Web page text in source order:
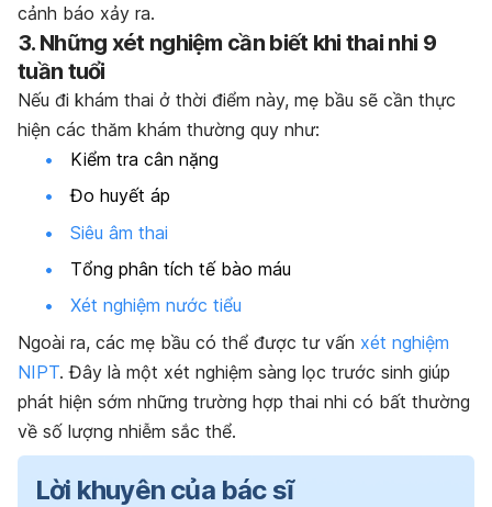
cảnh báo xảy ra.
3. Những xét nghiệm cần biết khi thai nhi 9
tuần tuổi
Nếu đi khám thai ở thời điểm này, mẹ bầu sẽ cần thực
hiện các thăm khám thường quy như:
Kiểm tra cân nặng
Đo huyết áp
Siêu âm thai
Tổng phân tích tế bào máu
Xét nghiệm nước tiểu
Ngoài ra, các mẹ bầu có thể được tư vấn xét nghiệm
NIPT. Đây là một xét nghiệm sàng lọc trước sinh giúp
phát hiện sớm những trường hợp thai nhi có bất thường
về số lượng nhiễm sắc thể.
Lời khuyên của bác sĩ